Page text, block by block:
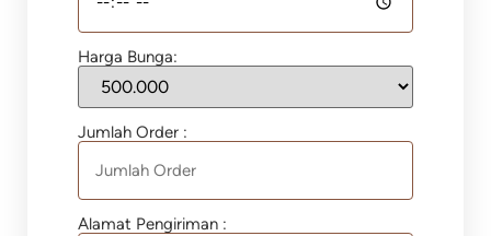
Harga Bunga:
Jumlah Order :
Alamat Pengiriman :